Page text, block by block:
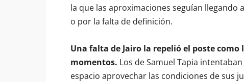
la que las aproximaciones seguían llegando
o por la falta de definición.
Una falta de Jairo la repelió el poste
momentos. Los de Samuel Tapia
espacio aprovechar las condiciones de sus